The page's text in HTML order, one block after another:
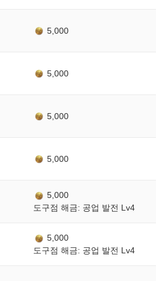
5,000
5,000
5,000
5,000
5,000
도구점 해금: 공업 발전 Lv4
5,000
도구점 해금: 공업 발전 Lv4